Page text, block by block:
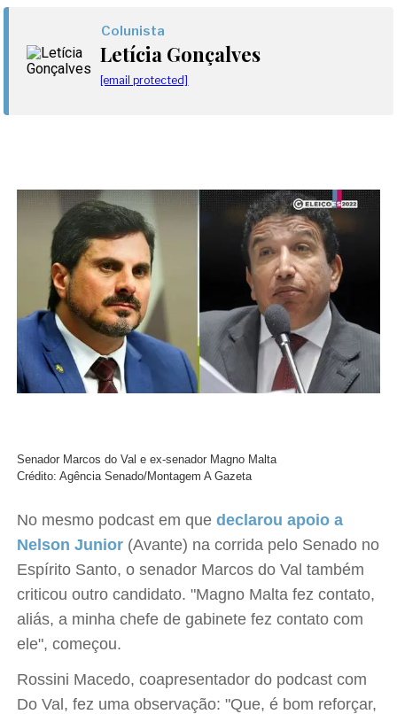
Colunista
Letícia Gonçalves
[email protected]
Senador Marcos do Val e ex-senador Magno Malta
Crédito: Agência Senado/Montagem A Gazeta
No mesmo podcast em quedeclarou apoio a
Nelson Junior (Avante) na corrida pelo Senado no
Espírito Santo, o senador Marcos do Val também
criticou outro candidato. "Magno Malta fez contato,
aliás, a minha chefe de gabinete fez contato com
ele", começou.
Rossini Macedo, coapresentador do podcast com
Do Val, fez uma observação: "Que, é bom reforçar,